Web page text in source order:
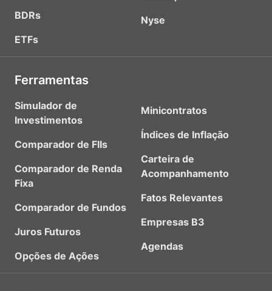
BDRs
ETFs
Nyse
Ferramentas
Simulador de
Investimentos
Comparador de FIIs
Comparador de Renda
Fixa
Comparador de Fundos
Juros Futuros
Opções de Ações
Minicontratos
Índices de Inflação
Carteira de
Acompanhamento
Fatos Relevantes
Empresas B3
Agendas